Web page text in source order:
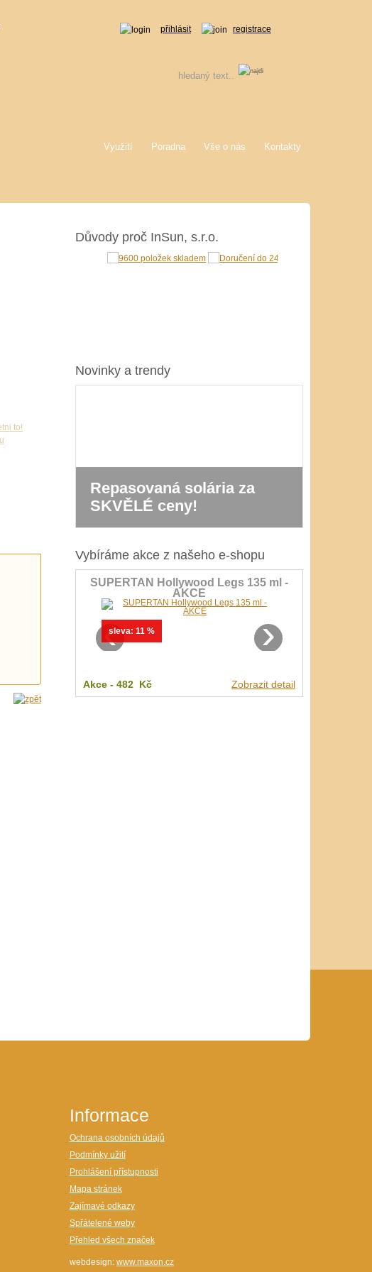
registrace
přihlásit
Kontakty
Vše o nás
Poradna
Využití
Důvody proč InSun, s.r.o.
Novinky a trendy
Repasovaná solária za
SKVĚLÉ ceny!
Vybíráme akce z našeho e-shopu
SUPERTAN Hollywood Legs 135 ml -
AKCE
sleva: 11 %
‹ ›
Akce -482 Kč Zobrazit detail
Informace
Ochrana osobních údajů
Podmínky užití
Prohlášení přístupnosti
Mapa stránek
Zajímavé odkazy
Spřátelené weby
Přehled všech značek
webdesign: www.maxon.cz